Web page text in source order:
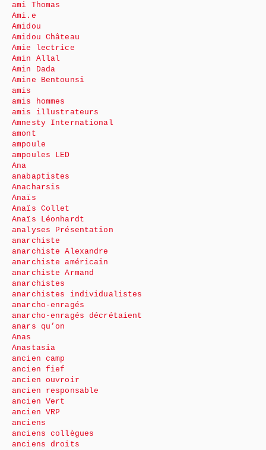
ami Thomas
Ami.e
Amidou
Amidou Château
Amie lectrice
Amin Allal
Amin Dada
Amine Bentounsi
amis
amis hommes
amis illustrateurs
Amnesty International
amont
ampoule
ampoules LED
Ana
anabaptistes
Anacharsis
Anaïs
Anaïs Collet
Anaïs Léonhardt
analyses Présentation
anarchiste
anarchiste Alexandre
anarchiste américain
anarchiste Armand
anarchistes
anarchistes individualistes
anarcho-enragés
anarcho-enragés décrétaient
anars qu’on
Anas
Anastasia
ancien camp
ancien fief
ancien ouvroir
ancien responsable
ancien Vert
ancien VRP
anciens
anciens collègues
anciens droits